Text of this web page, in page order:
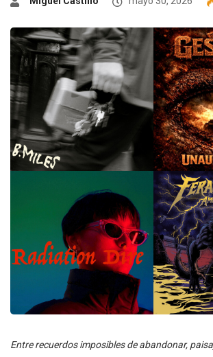
Entre recuerdos imposibles de abandonar,